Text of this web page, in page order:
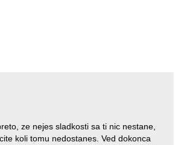
ze nejes sladkosti sa ti nic nestane,
koli tomu nedostanes. Ved dokonca